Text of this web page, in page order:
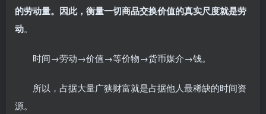
的劳动量。因此，衡量一切商品交换价值的真实尺度就是劳
动。
时间→劳动→价值→等价物→货币媒介→钱。
所以，占据大量广狭财富就是占据他人最稀缺的时间资
源。